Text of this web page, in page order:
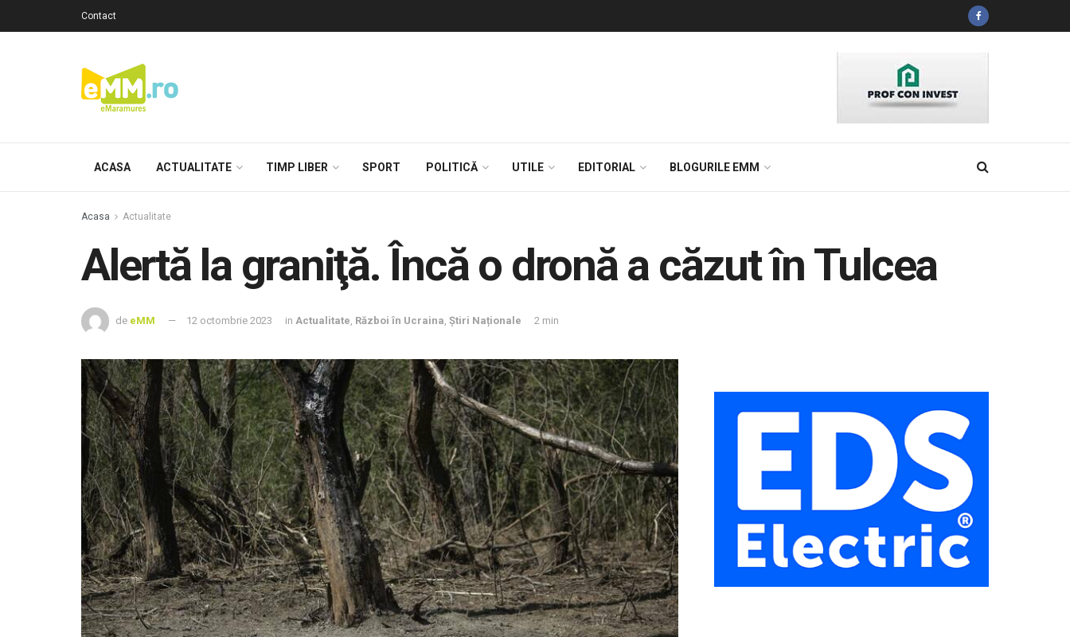
Contact
ACASA ACTUALITATE TIMP LIBER SPORT POLITICĂ UTILE EDITORIAL BLOGURILE EMM
Acasa Actualitate
Alertă la graniţă. Încă o dronă a căzut în Tulcea
de eMM 12 octombrie 2023 in Actualitate, Război în Ucraina, Știri Naționale 2 min